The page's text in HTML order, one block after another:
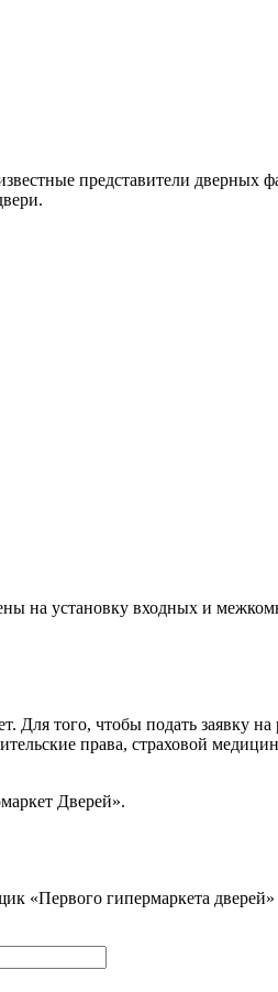
представители дверных
на установку входных и
Для того, чтобы подать заявку на
права, страховой
Дверей».
«Первого гипермаркета